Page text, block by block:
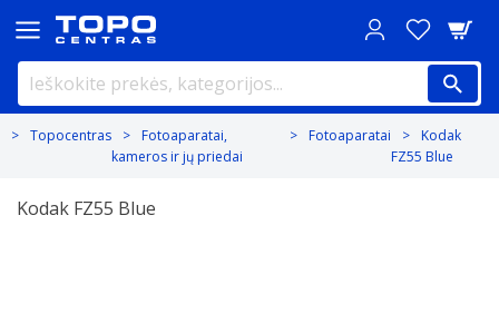
Topocentras
Fotoaparatai,
kameros ir jų priedai
Fotoaparatai
Kodak
FZ55 Blue
Kodak FZ55 Blue